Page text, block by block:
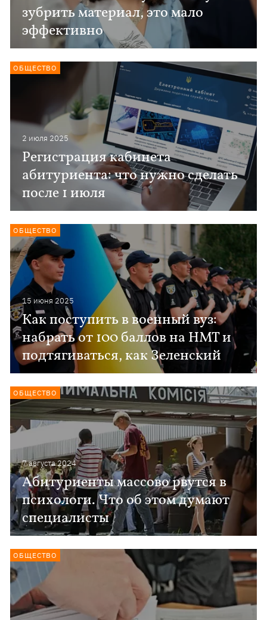
зубрить материал, это мало
эффективно
2 июля 2025
Регистрация кабинета
абитуриента: что нужно сделать
после 1 июля
ОБЩЕСТВО
15 июня 2025
Как поступить в военный вуз:
набрать от 100 баллов на НМТ и
подтягиваться, как Зеленский
ОБЩЕСТВО
7 августа 2024
Абитуриенты массово рвутся в
психологи. Что об этом думают
специалисты
ОБЩЕСТВО
ОБЩЕСТВО